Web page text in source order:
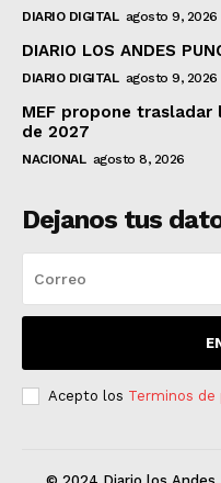
DIARIO DIGITAL agosto 9, 2026
DIARIO LOS ANDES
DIARIO DIGITAL agosto 9, 2026
MEF propone
de 2027
NACIONAL agosto 8, 2026
Dejanos tus
Acepto los Terminos de